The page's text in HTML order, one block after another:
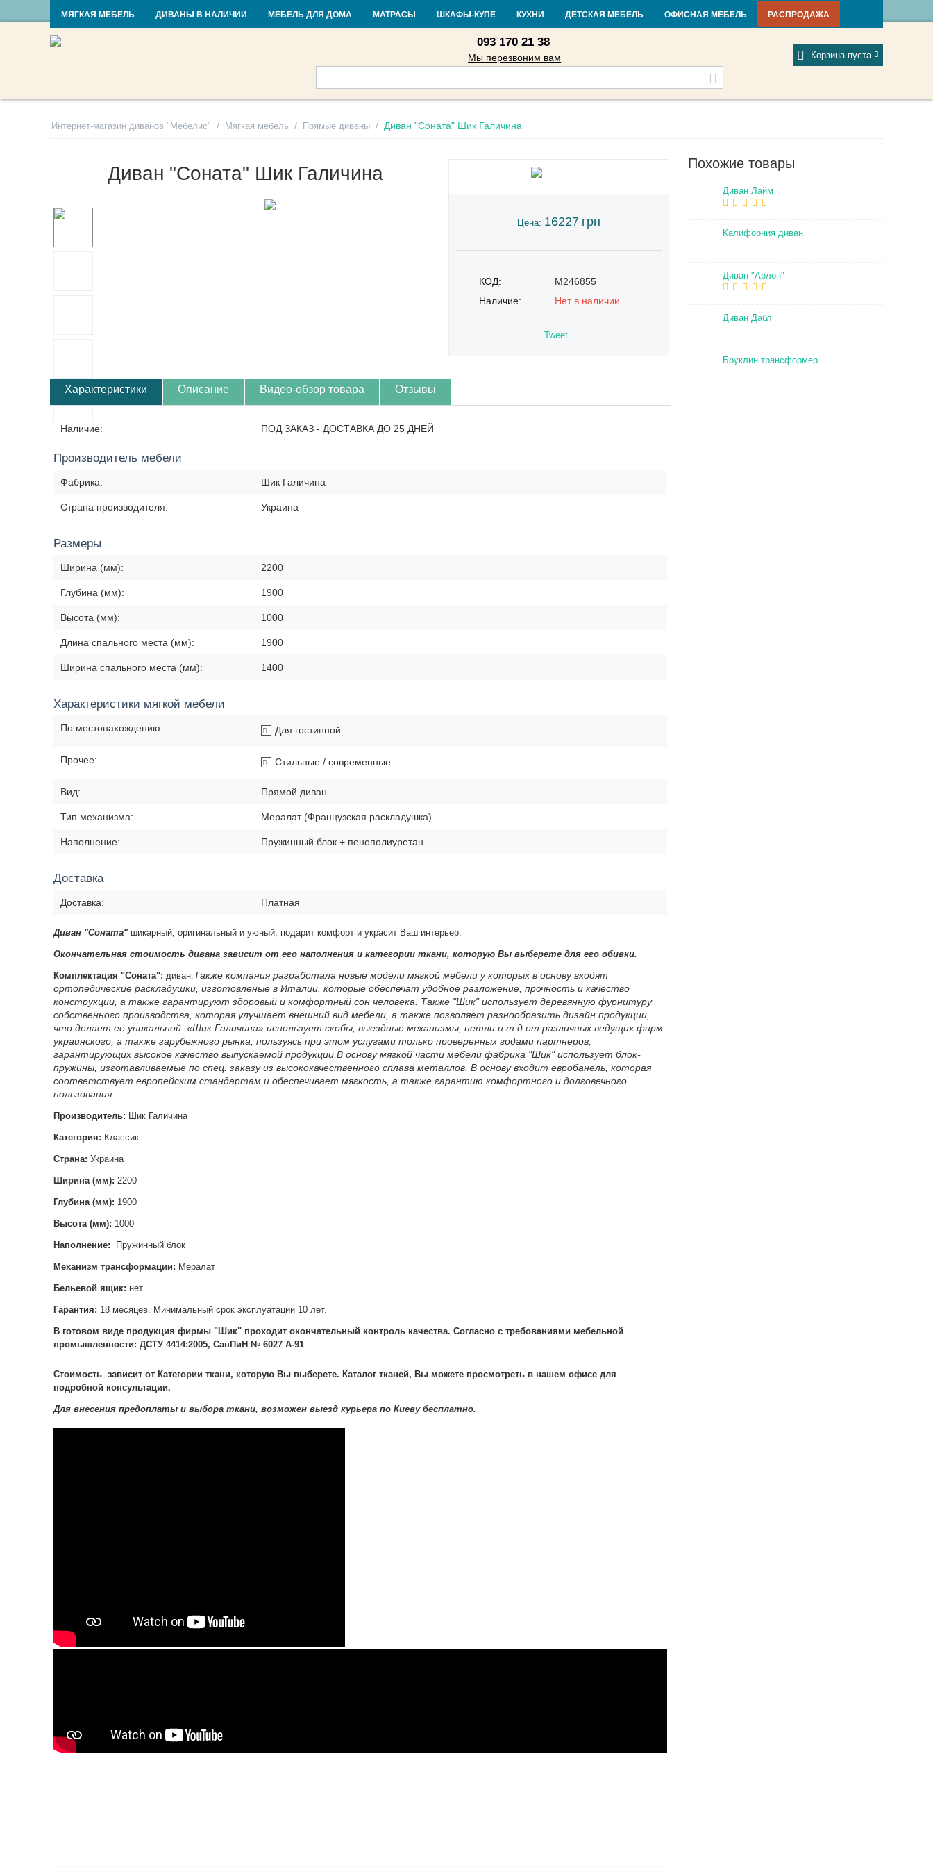
RU UA Мой профиль
Контакты Доставка и оплата Гарантия и возврат Кредит Статьи и новости Фабрики Отзывы
093 170 21 38
Мы перезвоним вам Корзина пуста
МЯГКАЯ МЕБЕЛЬ ДИВАНЫ В НАЛИЧИИ МЕБЕЛЬ ДЛЯ ДОМА МАТРАСЫ ШКАФЫ-КУПЕ КУХНИ ДЕТСКАЯ МЕБЕЛЬ ОФИСНАЯ МЕБЕЛЬ РАСПРОДАЖА
Интернет-магазин диванов "Мебелис" / Мягкая мебель / Прямые диваны / Диван "Соната" Шик Галичина
Диван "Соната" Шик Галичина
Цена: 16227 грн
КОД:
M246855
Наличие:
Нет в наличии
Tweet
Характеристики Описание Видео-обзор товара Отзывы
Наличие: ПОД ЗАКАЗ - ДОСТАВКА ДО 25 ДНЕЙ
Производитель мебели
Фабрика: Шик Галичина
Страна производителя: Украина
Размеры
Ширина (мм): 2200
Глубина (мм): 1900
Высота (мм): 1000
Длина спального места (мм): 1900
Ширина спального места (мм): 1400
Характеристики мягкой мебели
По местонахождению: : Для гостинной
Прочее: Стильные / современные
Вид: Прямой диван
Тип механизма: Мералат (Французская раскладушка)
Наполнение: Пружинный блок + пенополиуретан
Доставка
Доставка: Платная
Диван "Соната" шикарный, оригинальный и уюный, подарит комфорт и украсит Ваш интерьер.
Окончательная стоимость дивана зависит от его наполнения и категории ткани, которую Вы выберете для его обивки.
Комплектация "Соната": диван.Также компания разработала новые модели мягкой мебели у которых в основу входят
ортопедические раскладушки, изготовленые в Италии, которые обеспечат удобное разложение, прочность и качество
конструкции, а также гарантируют здоровый и комфортный сон человека. Также "Шик" использует деревянную фурнитуру
собственного производства, которая улучшает внешний вид мебели, а также позволяет разнообразить дизайн продукции,
что делает ее уникальной. «Шик Галичина» использует скобы, выездные механизмы, петли и т.д.от различных ведущих фирм
украинского, а также зарубежного рынка, пользуясь при этом услугами только проверенных годами партнеров,
гарантирующих высокое качество выпускаемой продукции. В основу мягкой части мебели фабрика "Шик" использует блок-
пружины, изготавливаемые по спец. заказу из высококачественного сплава металлов. В основу входит евробанель, которая
соответствует европейским стандартам и обеспечивает мягкость, а также гарантию комфортного и долговечного
пользования.
Производитель: Шик Галичина
Категория: Классик
Страна: Украина
Ширина (мм): 2200
Глубина (мм): 1900
Высота (мм): 1000
Наполнение: Пружинный блок
Механизм трансформации: Мералат
Бельевой ящик: нет
Гарантия: 18 месяцев. Минимальный срок эксплуатации 10 лет.
В готовом виде продукция фирмы "Шик" проходит окончательный контроль качества. Согласно с требованиями мебельной
промышленности: ДСТУ 4414:2005, СанПиН № 6027 А-91
Стоимость зависит от Категории ткани, которую Вы выберете. Каталог тканей, Вы можете просмотреть в нашем офисе для
подробной консультации.
Для внесения предоплаты и выбора ткани, возможен выезд курьера по Киеву бесплатно.
Похожие товары
Диван Лайм
Калифорния диван
Диван "Арлон"
Диван Дабл
Бруклин трансформер